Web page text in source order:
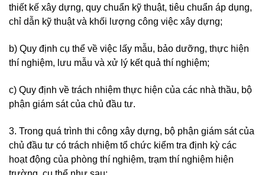
thiết kế xây dựng, quy chuẩn kỹ thuật, tiêu chuẩn áp dụng,
chỉ dẫn kỹ thuật và khối lượng công việc xây dựng;
b) Quy định cụ thể về việc lấy mẫu, bảo dưỡng, thực hiện
thí nghiệm, lưu mẫu và xử lý kết quả thí nghiệm;
c) Quy định về trách nhiệm thực hiện của các nhà thầu, bộ
phận giám sát của chủ đầu tư.
3. Trong quá trình thi công xây dựng, bộ phận giám sát của
chủ đầu tư có trách nhiệm tổ chức kiểm tra định kỳ các
hoạt động của phòng thí nghiệm, trạm thí nghiệm hiện